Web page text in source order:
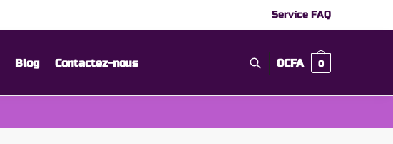
Service FAQ
Blog Contactez-nous 0CFA 0